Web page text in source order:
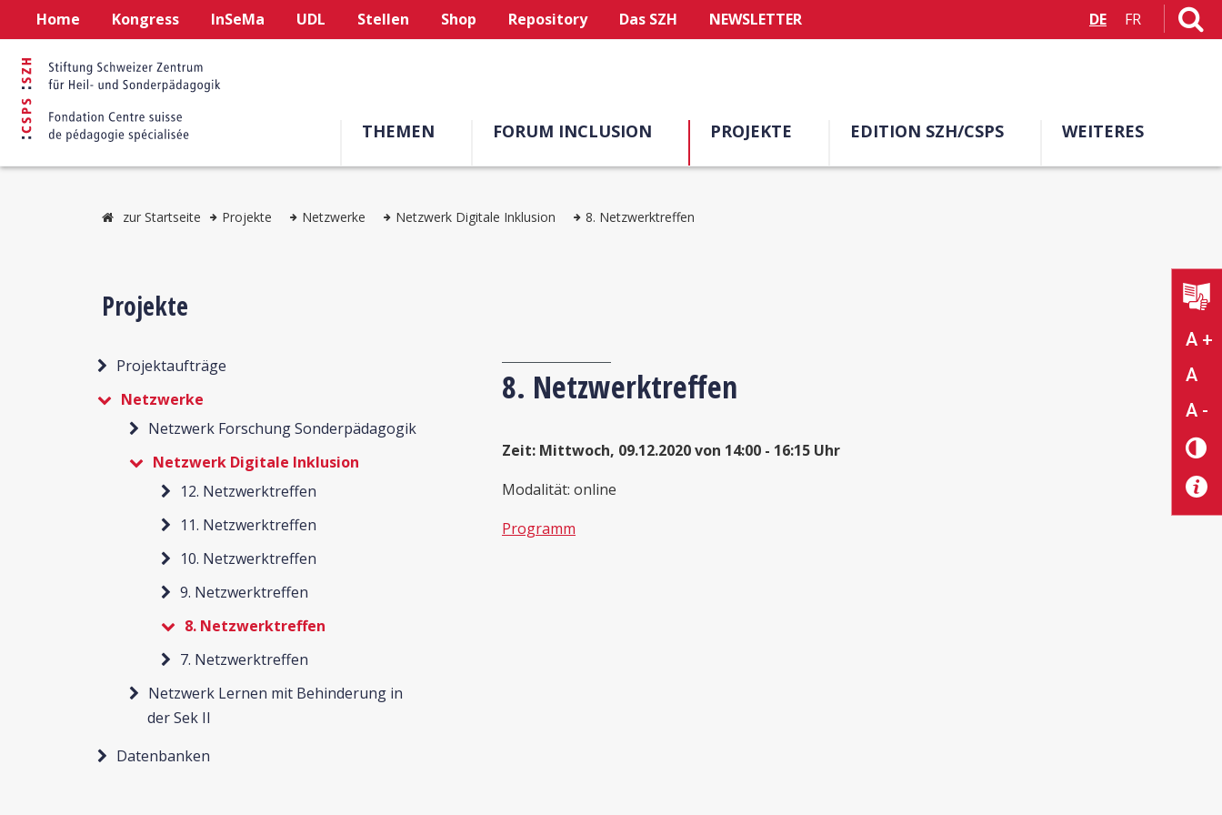
Home Kongress InSeMa UDL Stellen Shop Repository Das SZH NEWSLETTER DE FR
THEMEN FORUM INCLUSION PROJEKTE EDITION SZH/CSPS WEITERES
A +
A
A -
zur Startseite Projekte Netzwerke Netzwerk Digitale Inklusion 8. Netzwerktreffen
Projekte
Projektaufträge
Netzwerke
Netzwerk Forschung Sonderpädagogik
Netzwerk Digitale Inklusion
12. Netzwerktreffen
11. Netzwerktreffen
10. Netzwerktreffen
9. Netzwerktreffen
8. Netzwerktreffen
7. Netzwerktreffen
Netzwerk Lernen mit Behinderung in
der Sek II
Datenbanken
8. Netzwerktreffen
Zeit: Mittwoch, 09.12.2020 von 14:00 - 16:15 Uhr
Modalität: online
Programm